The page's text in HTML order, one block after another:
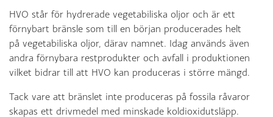
HVO står för hydrerade vegetabiliska oljor och är ett
förnybart bränsle som till en början producerades helt
på vegetabiliska oljor, därav namnet. Idag används även
andra förnybara restprodukter och avfall i produktionen
vilket bidrar till att HVO kan produceras i större mängd.
Tack vare att bränslet inte produceras på fossila råvaror
skapas ett drivmedel med minskade koldioxidutsläpp.